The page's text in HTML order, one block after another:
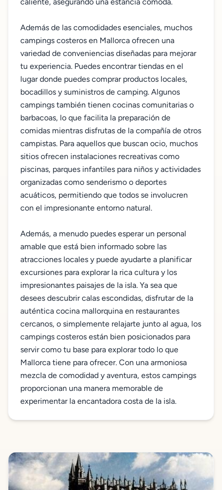
Además de las comodidades esenciales, muchos
campings costeros en Mallorca ofrecen una
variedad de conveniencias diseñadas para mejorar
tu experiencia. Puedes encontrar tiendas en el
lugar donde puedes comprar productos locales,
bocadillos y suministros de camping. Algunos
campings también tienen cocinas comunitarias o
barbacoas, lo que facilita la preparación de
comidas mientras disfrutas de la compañía de otros
campistas. Para aquellos que buscan ocio, muchos
sitios ofrecen instalaciones recreativas como
piscinas, parques infantiles para niños y actividades
organizadas como senderismo o deportes
acuáticos, permitiendo que todos se involucren
con el impresionante entorno natural.
Además, a menudo puedes esperar un personal
amable que está bien informado sobre las
atracciones locales y puede ayudarte a planificar
excursiones para explorar la rica cultura y los
impresionantes paisajes de la isla. Ya sea que
desees descubrir calas escondidas, disfrutar de la
auténtica cocina mallorquina en restaurantes
cercanos, o simplemente relajarte junto al agua, los
campings costeros están bien posicionados para
servir como tu base para explorar todo lo que
Mallorca tiene para ofrecer. Con una armoniosa
mezcla de comodidad y aventura, estos campings
proporcionan una manera memorable de
experimentar la encantadora costa de la isla.